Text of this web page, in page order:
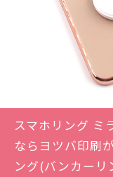
スマホリング ミ
ならヨツバ印刷
ング(バンカーリ